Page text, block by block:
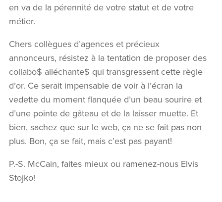
en va de la pérennité de votre statut et de votre
métier.
Chers collègues d’agences et précieux
annonceurs, résistez à la tentation de proposer des
collabo$ alléchante$ qui transgressent cette règle
d’or. Ce serait impensable de voir à l’écran la
vedette du moment flanquée d’un beau sourire et
d’une pointe de gâteau et de la laisser muette. Et
bien, sachez que sur le web, ça ne se fait pas non
plus. Bon, ça se fait, mais c’est pas payant!
P.-S. McCain, faites mieux ou ramenez-nous Elvis
Stojko!